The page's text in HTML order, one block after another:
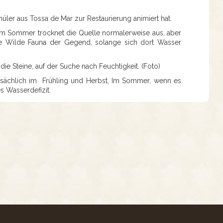
aus Tossa de Mar zur Restaurierung animiert hat.
Sommer trocknet die Quelle normalerweise aus, aber
Fauna der Gegend, solange sich dort Wasser
Steine, auf der Suche nach Feuchtigkeit. (Foto)
im Frühling und Herbst, Im Sommer, wenn es
Wasserdefizit.